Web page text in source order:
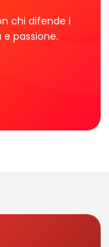
chi difende i
passione.